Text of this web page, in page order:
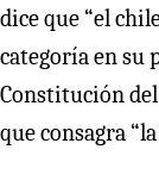
dice que “el
categoría en su
Constitución
que consagra